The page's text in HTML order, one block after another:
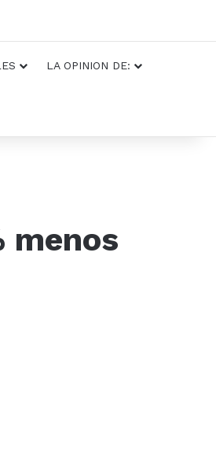
LA OPINION DE:
menos